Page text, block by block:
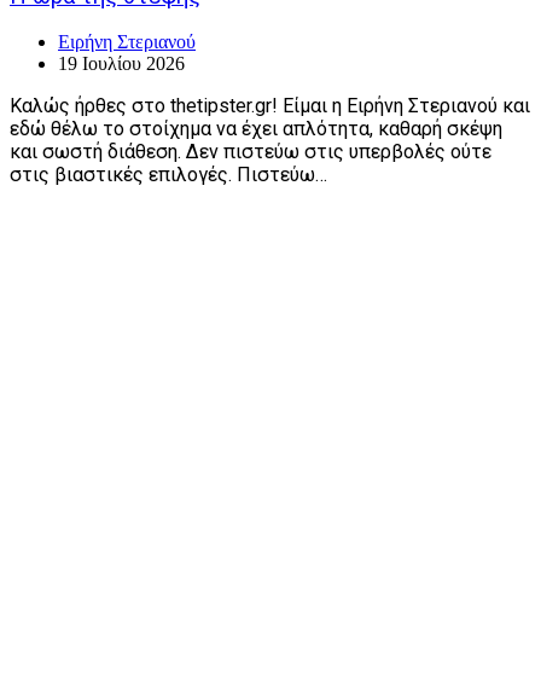
Ειρήνη Στεριανού
19 Ιουλίου 2026
Καλώς ήρθες στο thetipster.gr! Είμαι η Ειρήνη Στεριανού και
εδώ θέλω το στοίχημα να έχει απλότητα, καθαρή σκέψη
και σωστή διάθεση. Δεν πιστεύω στις υπερβολές ούτε
στις βιαστικές επιλογές. Πιστεύω…